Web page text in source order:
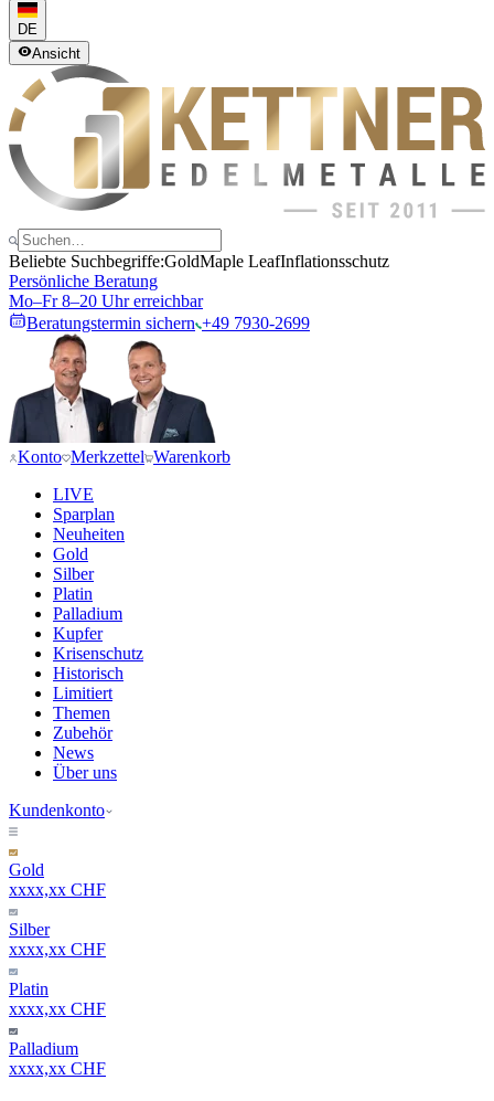
DE
Ansicht
Beliebte Suchbegriffe:GoldMaple LeafInflationsschutz
Persönliche Beratung
Mo–Fr 8–20 Uhr erreichbar
Beratungstermin sichern +49 7930-2699
Konto Merkzettel Warenkorb
LIVE
Sparplan
Neuheiten
Gold
Silber
Platin
Palladium
Kupfer
Krisenschutz
Historisch
Limitiert
Themen
Zubehör
News
Über uns
Kundenkonto
Gold
xxxx,xx CHF
Silber
xxxx,xx CHF
Platin
xxxx,xx CHF
Palladium
xxxx,xx CHF